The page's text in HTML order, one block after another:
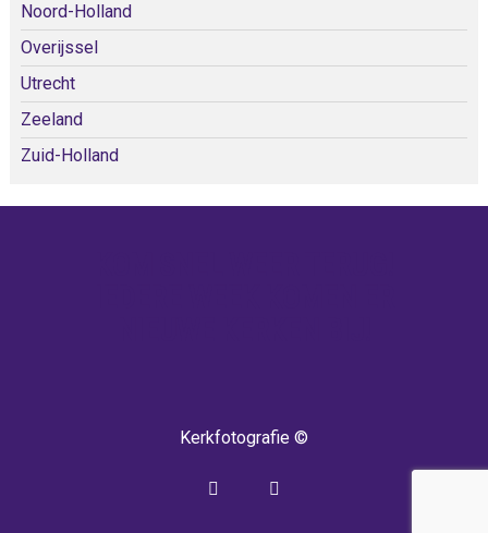
Noord-Holland
Overijssel
Utrecht
Zeeland
Zuid-Holland
Kerkfotografie ©